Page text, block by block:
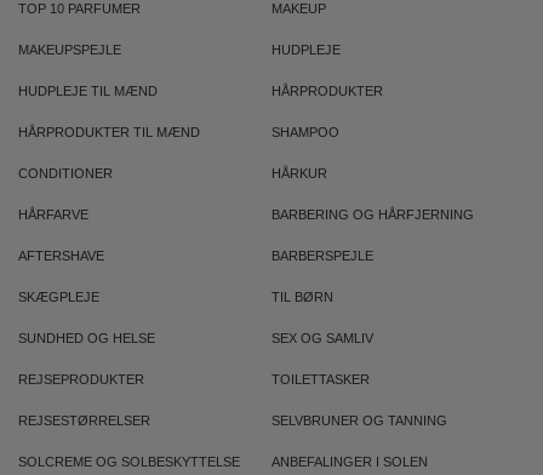
TOP 10 PARFUMER MAKEUP
MAKEUPSPEJLE HUDPLEJE
HUDPLEJE TIL MÆND HÅRPRODUKTER
HÅRPRODUKTER TIL MÆND SHAMPOO
CONDITIONER HÅRKUR
HÅRFARVE BARBERING OG HÅRFJERNING
AFTERSHAVE BARBERSPEJLE
SKÆGPLEJE TIL BØRN
SUNDHED OG HELSE SEX OG SAMLIV
REJSEPRODUKTER TOILETTASKER
REJSESTØRRELSER SELVBRUNER OG TANNING
SOLCREME OG SOLBESKYTTELSE ANBEFALINGER I SOLEN